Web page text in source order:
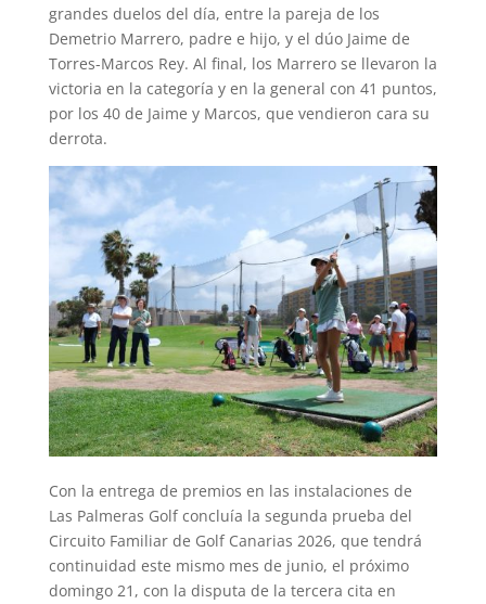
grandes duelos del día, entre la pareja de los
Demetrio Marrero, padre e hijo, y el dúo Jaime de
Torres-Marcos Rey. Al final, los Marrero se llevaron la
victoria en la categoría y en la general con 41 puntos,
por los 40 de Jaime y Marcos, que vendieron cara su
derrota.
Con la entrega de premios en las instalaciones de
Las Palmeras Golf concluía la segunda prueba del
Circuito Familiar de Golf Canarias 2026, que tendrá
continuidad este mismo mes de junio, el próximo
domingo 21, con la disputa de la tercera cita en